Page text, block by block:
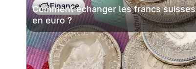
Finance
Comment échanger les francs suisses
en euro ?